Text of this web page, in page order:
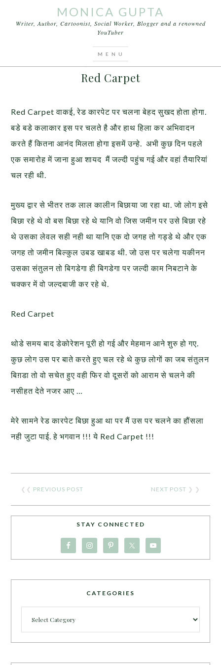
MONICA GUPTA
Writer, Author, Cartoonist, Social Worker, Blogger and a renowned
YouTuber
Red Carpet
Red Carpet वाकई, रेड कारपेट पर चलना बेहद सुखद होता होगा.
बडे बडे कलाकार इस पर चलते है और हाथ हिला कर अभिवादन
करते हैं कितना आनंद मिलता होगा इसमें उन्हे. अभी कुछ दिन पहले
एक समारोह में जाना हुआ शायद मैं जल्दी पहुंच गई और वहां तैयारियां
चल रही थी.
मुख्य द्वार से भीतर तक लाल कालीन बिछाया जा रहा था. जो लोग इसे
बिछा रहे थे वो बस बिछा रहे थे यानि वो जिस जमीन पर उसे बिछा रहे
थे उसका लेवल सही नही था यानि एक दो जगह तो गड्डे थे और एक
जगह तो जमीन बिल्कुल उबड खाबड थी. जो उस पर चलेगा यकीनन
उसका संतुलन तो बिगडेगा ही बिगडेगा पर जल्दी काम निबटाने के
चक्कर में वो जल्दबाजी कर रहे थे.
Red Carpet
थोडे समय बाद डेकोरेशन पूरी हो गई और मेहमान आने शुरु हो गए.
कुछ लोग उस पर बाते करते हुए चल रहे थे कुछ लोगों का जब संतुलन
बिग़डा तो वो सचेत हुए वही फिर वो दूसरों को आराम से चलने की
नसीहत देते नजर आए …
मेरे सामने रेड कारपेट बिछा हुआ था पर मैं उस पर चलने का हौंसला
नही जुटा पाई. हे भगवान !!! ये Red Carpet !!!
❮❮ PREVIOUS POST NEXT POST ❯ ❯
STAY CONNECTED
CATEGORIES